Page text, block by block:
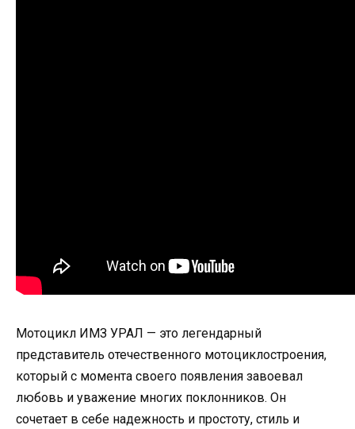
Мотоцикл ИМЗ УРАЛ — это легендарный
представитель отечественного мотоциклостроения,
который с момента своего появления завоевал
любовь и уважение многих поклонников. Он
сочетает в себе надежность и простоту, стиль и